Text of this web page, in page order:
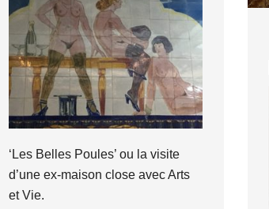
‘Les Belles Poules’ ou la visite
d’une ex-maison close avec Arts
et Vie.